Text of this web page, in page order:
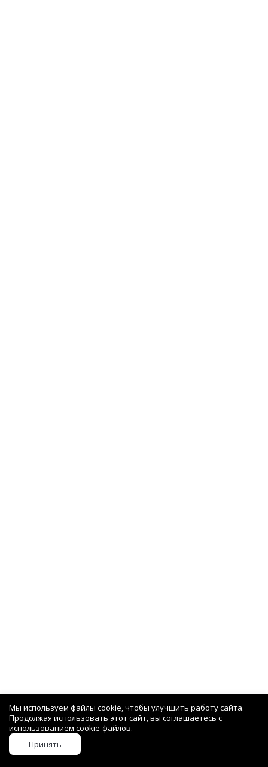
Мы используем файлы cookie, чтобы улучшить работу сайта.
Продолжая использовать этот сайт, вы соглашаетесь с
использованием cookie-файлов.
Принять